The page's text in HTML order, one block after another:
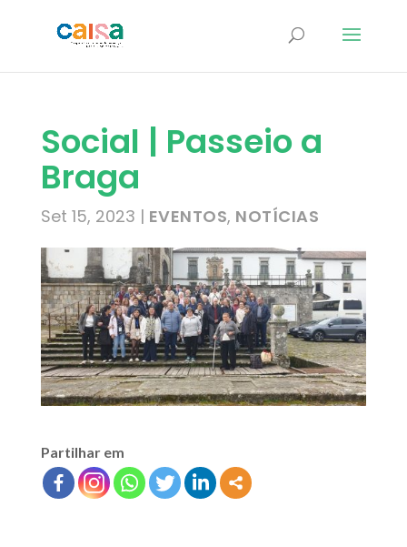
Social | Passeio a
Braga
Set 15, 2023 | EVENTOS, NOTÍCIAS
Partilhar em